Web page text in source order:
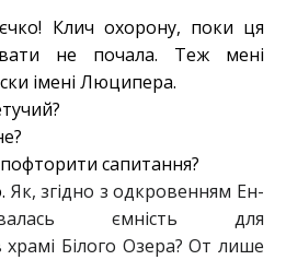
охорону, поки ця
не почала. Теж мені
імені Люципера.
сапитання?
Як, згідно з одкровенням Ен-
ємність для
Білого Озера? От лише